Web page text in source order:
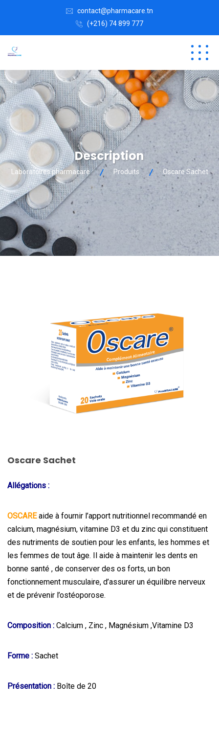
contact@pharmacare.tn
(+216) 74 899 777
Description
Laboratoires pharmacare Produits Oscare Sachet
Oscare Sachet
Allégations :
OSCARE aide à fournir l’apport nutritionnel recommandé en
calcium, magnésium, vitamine D3 et du zinc qui constituent
des nutriments de soutien pour les enfants, les hommes et
les femmes de tout âge. Il aide à maintenir les dents en
bonne santé , de conserver des os forts, un bon
fonctionnement musculaire, d’assurer un équilibre nerveux
et de prévenir l’ostéoporose.
Composition : Calcium , Zinc , Magnésium ,Vitamine D3
Forme : Sachet
Présentation : Boîte de 20